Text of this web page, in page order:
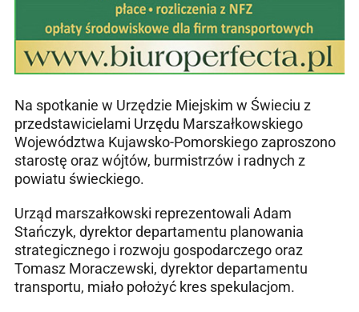
Na spotkanie w Urzędzie Miejskim w Świeciu z
przedstawicielami Urzędu Marszałkowskiego
Województwa Kujawsko-Pomorskiego zaproszono
starostę oraz wójtów, burmistrzów i radnych z
powiatu świeckiego.
Urząd marszałkowski reprezentowali Adam
Stańczyk, dyrektor departamentu planowania
strategicznego i rozwoju gospodarczego oraz
Tomasz Moraczewski, dyrektor departamentu
transportu, miało położyć kres spekulacjom.